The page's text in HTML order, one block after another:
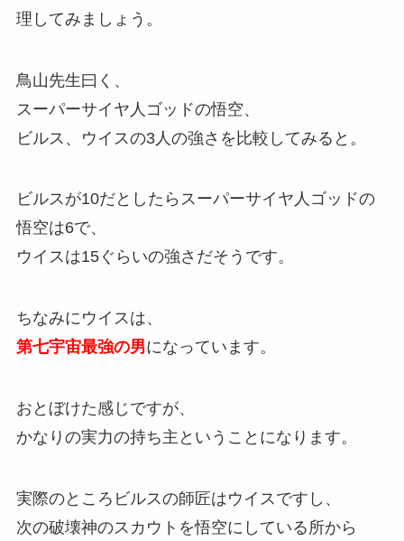
理してみましょう。
鳥山先生曰く、
スーパーサイヤ人ゴッドの悟空、
ビルス、ウイスの3人の強さを比較してみると。
ビルスが10だとしたらスーパーサイヤ人ゴッドの
悟空は6で、
ウイスは15ぐらいの強さだそうです。
ちなみにウイスは、
第七宇宙最強の男になっています。
おとぼけた感じですが、
かなりの実力の持ち主ということになります。
実際のところビルスの師匠はウイスですし、
次の破壊神のスカウトを悟空にしている所から